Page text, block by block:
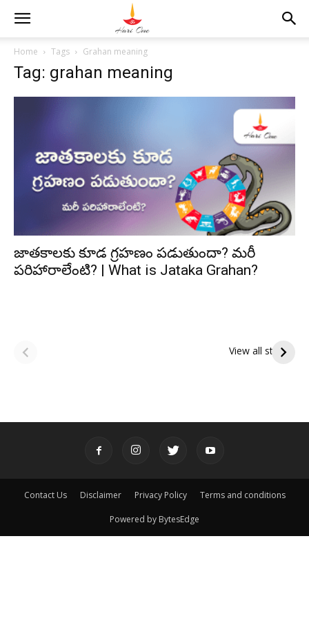
Home Tags Grahan meaning
Tag: grahan meaning
జాతకాలకు కూడ గ్రహణం పడుతుందా? మరీ
పరిహారాలేంటి? | What is Jataka Grahan?
View all stories
పితృదేవతల ఆశీర్వాదం
ఇంద్రకీలాద్రి గిరి ప్రదక్షిణ
Contact Us Disclaimer Privacy Policy Terms and conditions
Powered by BytesEdge